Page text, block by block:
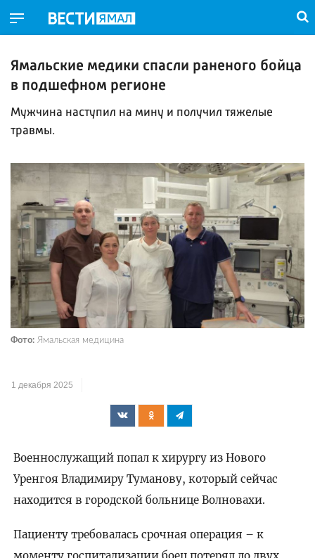
Ямальские медики спасли раненого бойца
в подшефном регионе
Мужчина наступил на мину и получил тяжелые
травмы.
Фото: Ямальская медицина
1 декабря 2025
Военнослужащий попал к хирургу из Нового
Уренгоя Владимиру Туманову, который сейчас
находится в городской больнице Волновахи.
Пациенту требовалась срочная операция – к